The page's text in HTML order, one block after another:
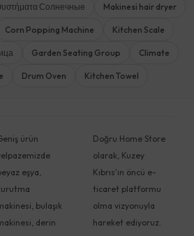
Солнечные Makinesi hair dryer
Corn Popping Machine Kitchen Scale
Garden Seating Group Climate
Drum Oven Kitchen Towel
ürün
eşya,
bulaşık
derin
Doğru Home Store
olarak, Kuzey
Kıbrıs'ın öncü e-
ticaret platformu
olma vizyonuyla
hareket ediyoruz.